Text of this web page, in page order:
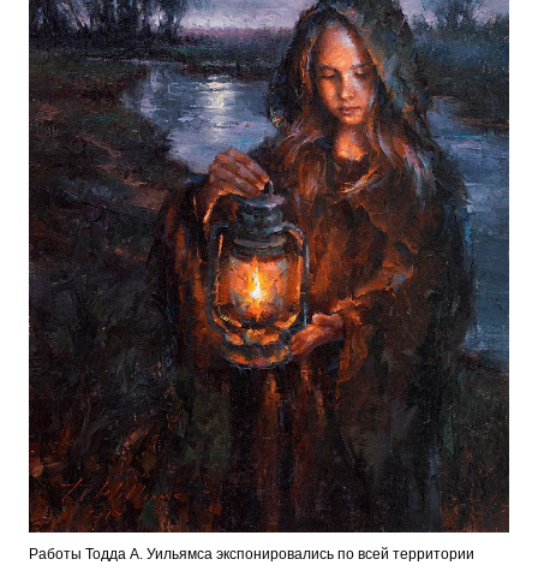
Работы Тодда А. Уильямса экспонировались по всей территории